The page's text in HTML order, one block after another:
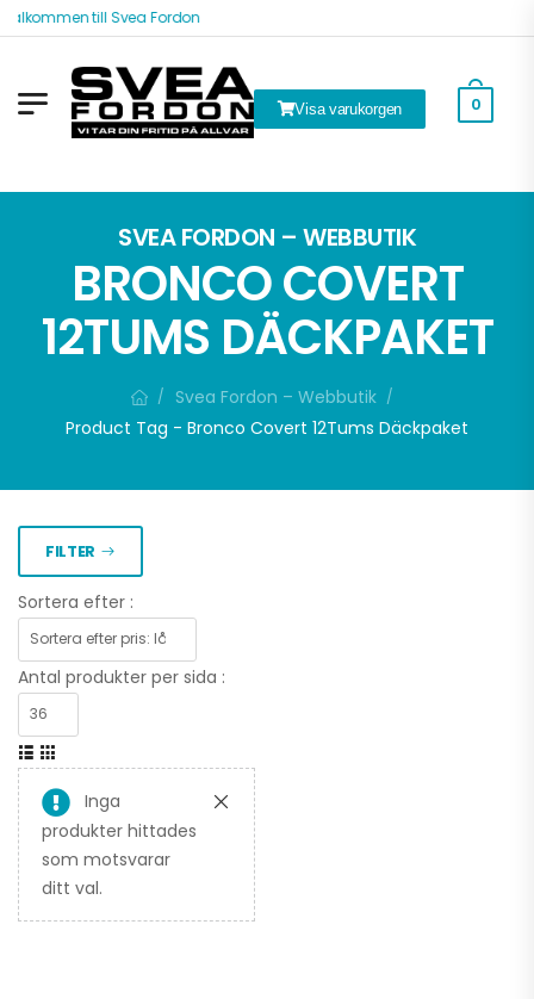
till Svea Fordon
Visa varukorgen 0
SVEA FORDON – WEBBUTIK
BRONCO COVERT
12TUMS DÄCKPAKET
/ Svea Fordon – Webbutik /
Product Tag - Bronco Covert 12Tums Däckpaket
3.000 kr
FILTER
Sortera efter :
Antal produkter per sida :
Inga
produkter hittades
som motsvarar
ditt val.